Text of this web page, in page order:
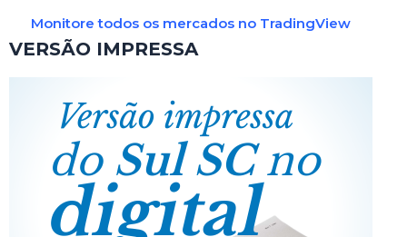
Monitore todos os mercados no TradingView
VERSÃO IMPRESSA